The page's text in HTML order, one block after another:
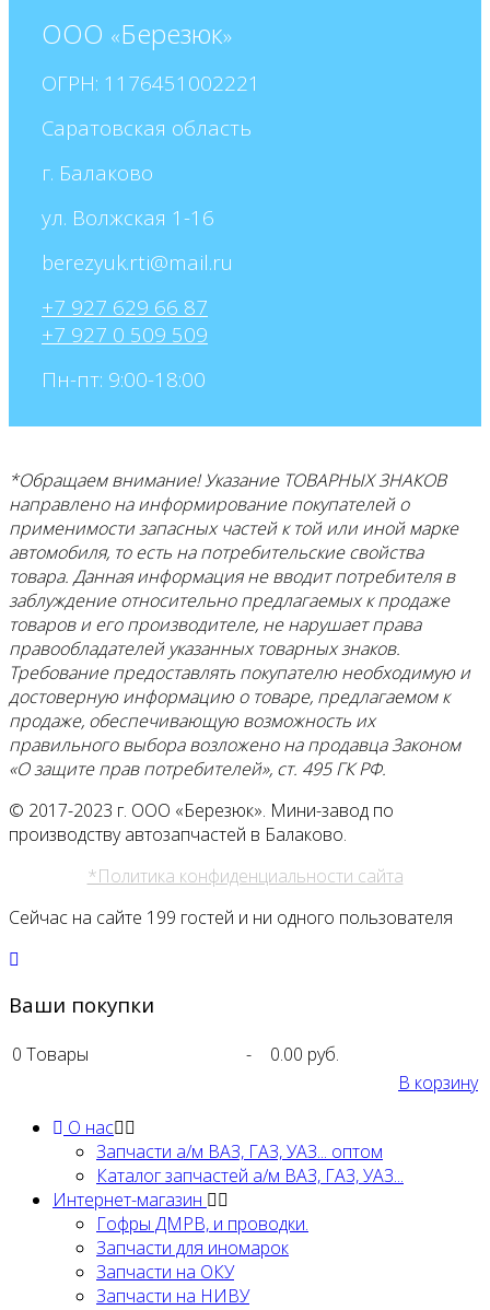
ООО «Березюк»
ОГРН: 1176451002221
Саратовская область
г. Балаково
ул. Волжская 1-16
+7 927 629 66 87
+7 927 0 509 509
Пн-пт: 9:00-18:00
*Обращаем внимание! Указание ТОВАРНЫХ ЗНАКОВ
направлено на информирование покупателей о
применимости запасных частей к той или иной марке
автомобиля, то есть на потребительские свойства
товара. Данная информация не вводит потребителя в
заблуждение относительно предлагаемых к продаже
товаров и егопроизводителе, не нарушает права
правообладателей указанных товарных знаков.
Требование предоставлять покупателю необходимую и
достоверную информацию о товаре, предлагаемом к
продаже, обеспечивающую возможность их
правильного выбора возложено на продавца Законом
«О защите прав потребителей», ст. 495 ГК РФ.
© 2017-2023 г. ООО «Березюк». Мини-завод по
производству автозапчастей в Балаково.
*Политика конфиденциальности сайта
Сейчас на сайте 199 гостей и ни одного пользователя
Ваши покупки
0 Товары -
0.00 руб.
В корзину
О нас
Запчасти а/м ВАЗ, ГАЗ, УАЗ... оптом
Каталог запчастей а/м ВАЗ, ГАЗ, УАЗ...
Интернет-магазин
Гофры ДМРВ, и проводки.
Запчасти для иномарок
Запчасти на ОКУ
Запчасти на НИВУ